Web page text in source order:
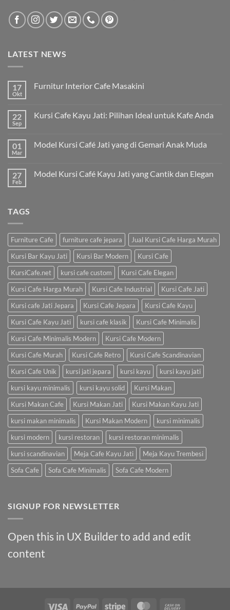
LATEST NEWS
17
Okt
Furnitur Interior Cafe Masakini
22
Sep
Kursi Cafe Kayu Jati: Pilihan Ideal untuk Kafe Anda
01
Mar
Model Kursi Café Jati yang di Gemari Anak Muda
27
Feb
Model Kursi Café Kayu Jati yang Cantik dan Elegan
TAGS
Furniture Cafe furniture cafe jepara
Jual Kursi Cafe Harga Murah
Kursi Bar Kayu Jati
Kursi Bar Modern
Kursi Cafe
KursiCafe.net
kursi cafe custom
Kursi Cafe Elegan
Kursi Cafe Harga Murah
Kursi Cafe Industrial
Kursi Cafe Jati
Kursi cafe Jati Jepara
Kursi Cafe Jepara
Kursi Cafe Kayu
Kursi Cafe Kayu Jati
kursi cafe klasik
Kursi Cafe Minimalis
Kursi Cafe Minimalis Modern
Kursi Cafe Modern
Kursi Cafe Murah
Kursi Cafe Retro
Kursi Cafe Scandinavian
Kursi Cafe Unik
kursi jati jepara kursi kayu
kursi kayu jati
kursi kayu minimalis
kursi kayu solid
Kursi Makan
Kursi Makan Cafe
Kursi Makan Jati
Kursi Makan Kayu Jati
kursi makan minimalis
Kursi Makan Modern
kursi minimalis
kursi modern
kursi restoran
kursi restoran minimalis
kursi scandinavian
Meja Cafe Kayu Jati
Meja Kayu Trembesi
Sofa Cafe
Sofa Cafe Minimalis Sofa Cafe Modern
SIGNUP FOR NEWSLETTER
Open this in UX Builder to add and edit
content